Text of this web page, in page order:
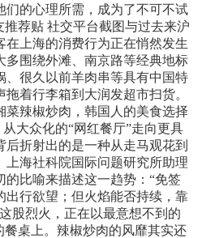
们的心理所需，成为了不可不试
推荐贴 社交平台截图与过去来沪
在上海的消费行为正在悄然发生
多围绕外滩、南京路等经典地标
、很久以前羊肉串等具有中国特
着行李箱到大润发超市扫货。
菜辣椒炒肉，韩国人的美食选择
大众化的“网红餐厅”走向更具
折射出的是一种从走马观花到
上海社科院国际问题研究所助理
比喻来描述这一趋势：“免签
出行欲望；但火焰能否持续，靠
股烈火，正在以最意想不到的
餐桌上。辣椒炒肉的风靡其实还